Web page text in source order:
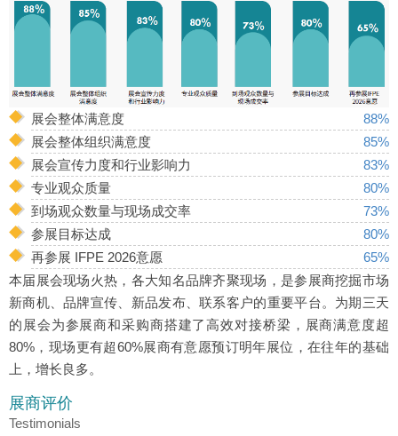
展会整体满意度
88%
展会整体组织满意度
85%
展会宣传力度和行业影响力
83%
专业观众质量
80%
到场观众数量与现场成交率
73%
参展目标达成
80%
再参展 IFPE 2026意愿
65%
本届展会现场火热，各大知名品牌齐聚现场，是参展商挖掘市场
新商机、品牌宣传、新品发布、联系客户的重要平台。为期三天
的展会为参展商和采购商搭建了高效对接桥梁，展商满意度超
80%，现场更有超60%展商有意愿预订明年展位，在往年的基础
上，增长良多。
展商评价
Testimonials